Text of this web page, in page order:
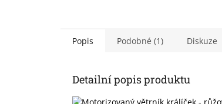
Popis Podobné (1) Diskuze
Detailní popis produktu